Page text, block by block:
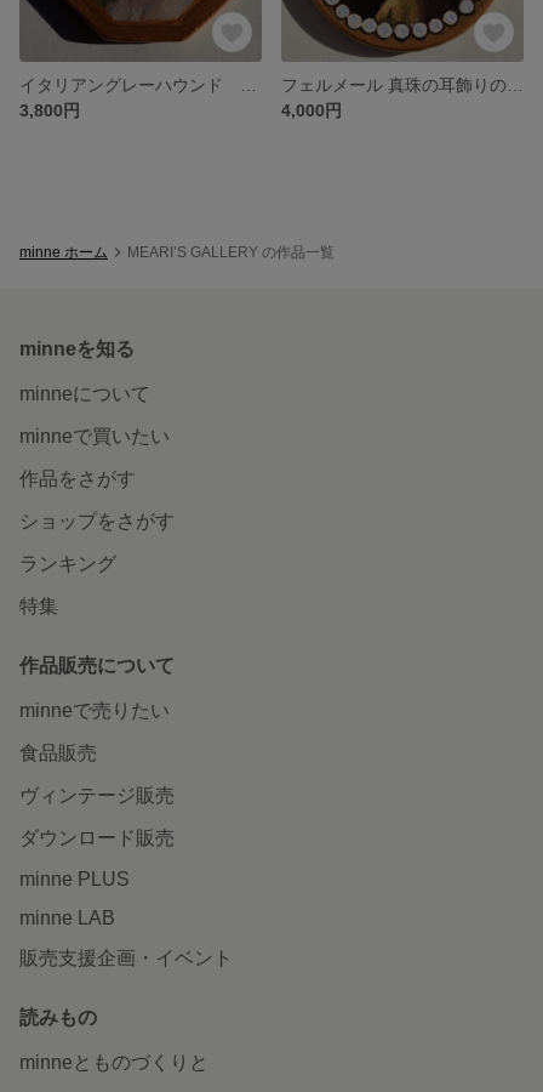
3,800円
4,000円
minne ホーム MEARI’S GALLERY の作品一覧
minneを知る
minneについて
minneで買いたい
作品をさがす
ショップをさがす
ランキング
特集
作品販売について
minneで売りたい
食品販売
ヴィンテージ販売
ダウンロード販売
minne PLUS
minne LAB
販売支援企画・イベント
読みもの
minneとものづくりと